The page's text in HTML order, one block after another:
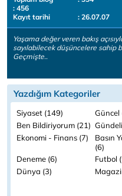
: 456
Kayıt tarihi
: 26.07.07
Yaşama değer veren bakış
sayılabilecek düşüncelere sahip
Geçmişte..
Yazdığım Kategoriler
Siyaset (149)
Güncel
Ben Bildiriyorum (21)
Ekonomi - Finans (7)
Basın
(6)
Deneme (6)
Futbol
Dünya (3)